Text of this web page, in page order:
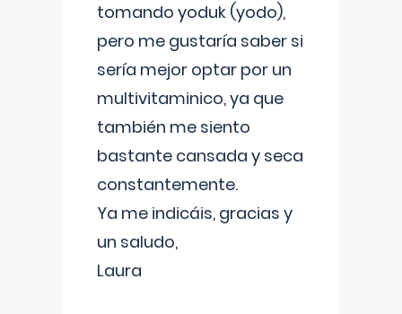
tomando yoduk (yodo),
pero me gustaría saber si
sería mejor optar por un
multivitaminico, ya que
también me siento
bastante cansada y seca
constantemente.
Ya me indicáis, gracias y
un saludo,
Laura